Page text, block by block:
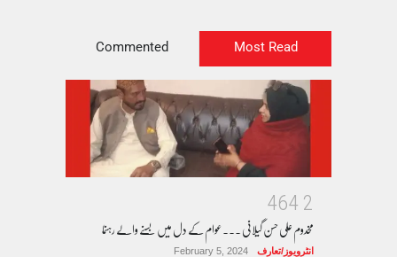
Most Read
Commented
2
4
6
4
مخدوم علی حسن گیلانی ۔۔۔عوام کے دل میں بسنے والے رہنما
انٹرویوز/تعارف February 5, 2024